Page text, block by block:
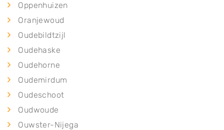
Oppenhuizen
Oranjewoud
Oudebildtzijl
Oudehaske
Oudehorne
Oudemirdum
Oudeschoot
Oudwoude
Ouwster-Nijega